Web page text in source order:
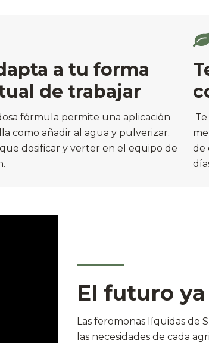
a tu forma
de trabajar
fórmula permite una aplicación
como añadir al agua y pulverizar.
dosificar y verter en el equipo de
de
El futuro
Las feromonas líquidas de
las necesidades de cada